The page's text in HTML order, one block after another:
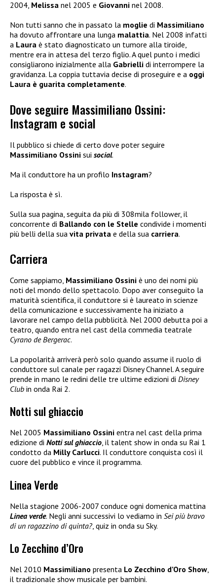
2004, Melissa nel 2005 e Giovanni nel 2008.
Non tutti sanno che in passato la moglie di Massimiliano
ha dovuto affrontare una lunga malattia. Nel 2008 infatti
a Laura è stato diagnosticato un tumore alla tiroide,
mentre era in attesa del terzo figlio. A quel punto i medici
consigliarono inizialmente alla Gabrielli di interrompere la
gravidanza. La coppia tuttavia decise di proseguire e a oggi
Laura è guarita completamente.
Dove seguire Massimiliano Ossini:
Instagram e social
Il pubblico si chiede di certo dove poter seguire
Massimiliano Ossini sui social.
Ma il conduttore ha un profilo Instagram?
La risposta è sì.
Sulla sua pagina, seguita da più di 308mila follower, il
concorrente di Ballando con le Stelle condivide i momenti
più belli della sua vita privata e della sua carriera.
Carriera
Come sappiamo, Massimiliano Ossini è uno dei nomi più
noti del mondo dello spettacolo. Dopo aver conseguito la
maturità scientifica, il conduttore si è laureato in scienze
della comunicazione e successivamente ha iniziato a
lavorare nel campo della pubblicità. Nel 2000 debutta poi a
teatro, quando entra nel cast della commedia teatrale
Cyrano de Bergerac.
La popolarità arriverà però solo quando assume il ruolo di
conduttore sul canale per ragazzi Disney Channel. A seguire
prende in mano le redini delle tre ultime edizioni di Disney
Club in onda Rai 2.
Notti sul ghiaccio
Nel 2005 Massimiliano Ossini entra nel cast della prima
edizione di Notti sul ghiaccio, il talent show in onda su Rai 1
condotto da Milly Carlucci. Il conduttore conquista così il
cuore del pubblico e vince il programma.
Linea Verde
Nella stagione 2006-2007 conduce ogni domenica mattina
Linea verde. Negli anni successivi lo vediamo in Sei più bravo
di un ragazzino di quinta? , quiz in onda su Sky.
Lo Zecchino d’Oro
Nel 2010 Massimiliano presenta Lo Zecchino d’Oro Show,
il tradizionale show musicale per bambini.